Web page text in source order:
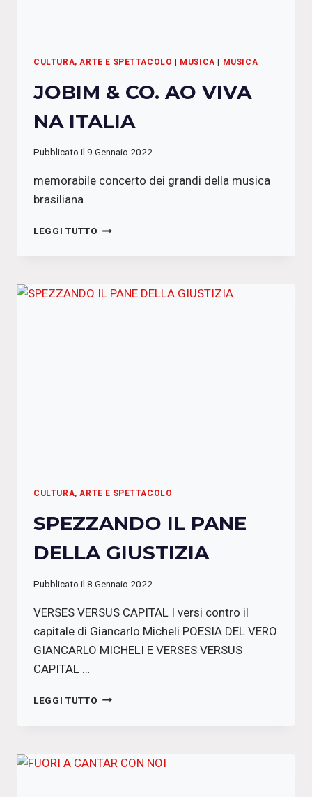
CULTURA, ARTE E SPETTACOLO MUSICA MUSICA
JOBIM & CO. AO VIVA
NA ITALIA
Pubblicato il 9 Gennaio 2022
memorabile concerto dei grandi della musica
brasiliana
LEGGI TUTTO JOBIM
NA
CULTURA, ARTE E SPETTACOLO
SPEZZANDO IL PANE
DELLA GIUSTIZIA
Pubblicato il 8 Gennaio 2022
VERSES VERSUS CAPITAL I versi contro il
capitale di Giancarlo Micheli POESIA DEL VERO
GIANCARLO MICHELI E VERSES VERSUS
CAPITAL …
LEGGI TUTTO SPEZZANDO